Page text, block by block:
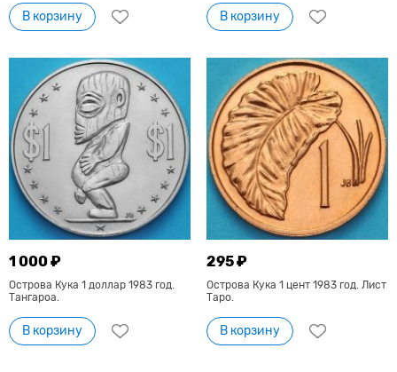
В корзину В корзину
1 000 ₽
Острова Кука 1 доллар 1983 год.
Тангароа.
В корзину
295 ₽
Острова Кука 1 цент 1983 год. Лист
Таро.
В корзину